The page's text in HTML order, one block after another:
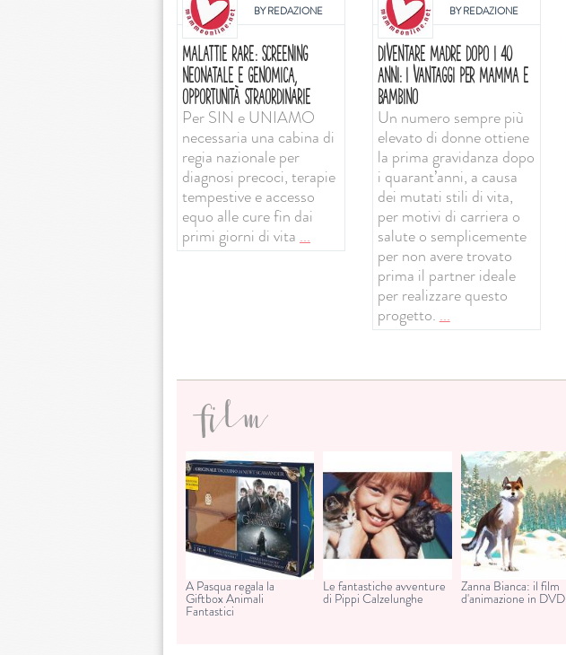
BYREDAZIONE
MALATTIE RARE: SCREENING
NEONATALE E GENOMICA,
OPPORTUNITÀ STRAORDINARIE
Per SIN e UNIAMO
necessaria una cabina di
regia nazionale per
diagnosi precoci, terapie
tempestive e accesso
equo alle cure fin dai
primi giorni di vita ...
BYREDAZIONE
DIVENTARE MADRE DOPO I 40
ANNI: I VANTAGGI PER MAMMA E
BAMBINO
Un numero sempre più
elevato di donne ottiene
la prima gravidanza dopo
i quarant’anni, a causa
dei mutati stili di vita,
per motivi di carriera o
salute o semplicemente
per non avere trovato
prima il partner ideale
per realizzare questo
progetto. ...
film
A Pasqua regala la
Giftbox Animali
Fantastici
Le fantastiche avventure
di Pippi Calzelunghe
Zanna Bianca: il film
d'animazione in DVD